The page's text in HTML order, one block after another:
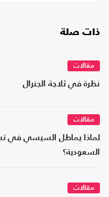
ذات صلة
مقالات
نظرة في ثلاجة الجنرال
مقالات
لماذا يماطل السيسي في
السعودية؟
مقالات